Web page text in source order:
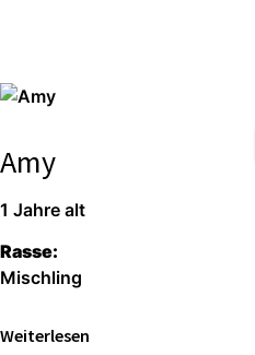
Amy
1 Jah­re alt
Ras­se:
Misch­ling
Wei­ter­le­sen